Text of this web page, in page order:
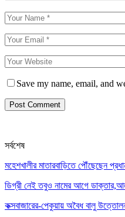
Save my name, email, and
সর্বশেষ
মহেশখালীর মাতারবাড়িতে পৌঁছেছেন
ডিগ্রী নেই তবুও নামের আগে
কক্সবাজারের-পেকুয়ায় অবৈধ বালু